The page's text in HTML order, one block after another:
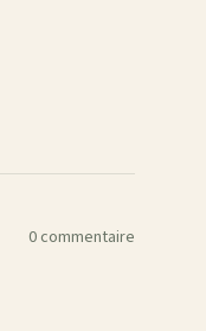
0 commentaire